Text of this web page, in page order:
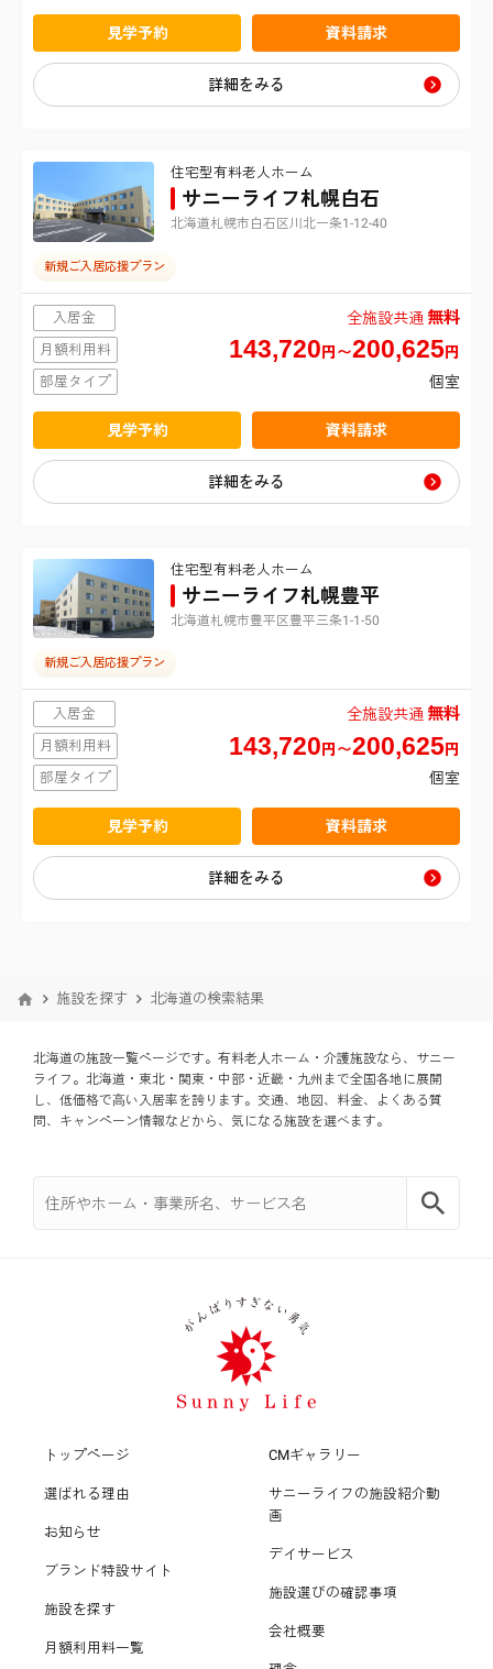
国分寺市
福生市
東大和市
東久留米市
武蔵村山市
羽村市
三浦市
秦野市
厚木市
伊勢原市
海老名市
座間市
綾瀬市
愛甲郡愛川町
北本市
八潮市
三郷市
坂戸市
保証人必要
24時間介護士常駐
夜間有人
終身利用可
看取り・ターミナルケア
夫婦入居可・2人部屋
個室あり
広い居室
機械浴・特殊浴
理美容サービス
病院・クリニック併設
理学療法士（PT）
禁煙
駅近・交通アクセス良好
デイサービス併設
三人室
見学予約 資料請求
詳細をみる
住宅型有料老人ホーム
サニーライフ札幌白石
北海道札幌市白石区川北一条1-12-40
新規ご入居応援プラン
入居金 全施設共通 無料
月額利用料 143,720 円〜200,625円
部屋タイプ 個室
見学予約 資料請求
詳細をみる
住宅型有料老人ホーム
サニーライフ札幌豊平
北海道札幌市豊平区豊平三条1-1-50
新規ご入居応援プラン
入居金 全施設共通 無料
月額利用料 143,720 円〜200,625円
部屋タイプ 個室
見学予約 資料請求
詳細をみる
施設を探す 北海道の検索結果
北海道の施設一覧ページです。有料老⼈ホーム・介護施設なら、サニー
ライフ。北海道・東北・関東・中部・近畿・九州まで全国各地に展開
し、低価格で⾼い入居率を誇ります。交通、地図、料金、よくある質
問、キャンペーン情報などから、気になる施設を選べます。
トップページ
選ばれる理由
お知らせ
ブランド特設サイト
施設を探す
月額利用料一覧
CMギャラリー
サニーライフの施設紹介動
画
デイサービス
施設選びの確認事項
会社概要